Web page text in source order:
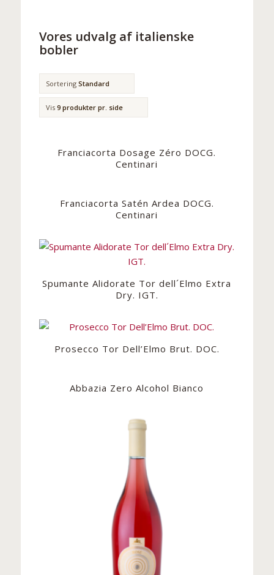
Vores udvalg af italienske
bobler
Sortering Standard
Vis 9 produkter pr. side
Franciacorta Dosage Zéro DOCG.
Centinari
Franciacorta Satén Ardea DOCG.
Centinari
Spumante Alidorate Tor dell´Elmo Extra
Dry. IGT.
Prosecco Tor Dell’Elmo Brut. DOC.
Abbazia Zero Alcohol Bianco